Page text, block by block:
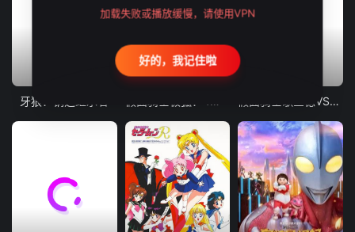
牙狼：钢之继承者 假面骑士歌查德VS假面骑士雷杰德
加载失败或播放缓慢，请使用VPN
好的，我记住啦